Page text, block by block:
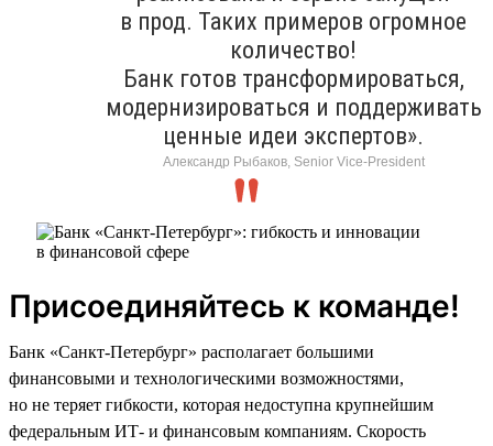
в прод. Таких примеров огромное
количество!
Банк готов трансформироваться,
модернизироваться и поддерживать
ценные идеи экспертов».
Александр Рыбаков, Senior Vice-President
Присоединяйтесь к команде!
Банк «Санкт-Петербург» располагает большими
финансовыми и технологическими возможностями,
но не теряет гибкости, которая недоступна крупнейшим
федеральным ИТ- и финансовым компаниям. Скорость